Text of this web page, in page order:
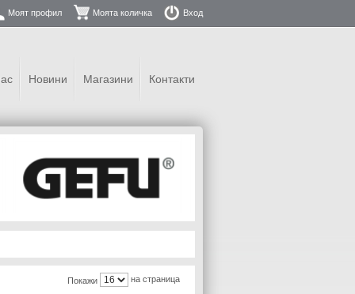
Моят профил Моята количка Вход
Новини Магазини Контакти
Покажи на страница